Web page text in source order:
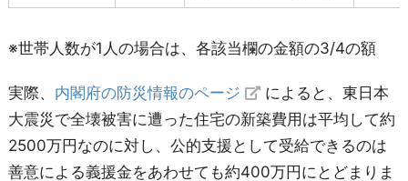
※世帯人数が1人の場合は、各該当欄の金額の3/4の額
実際、 内閣府の防災情報のページ
によると、東日本
大震災で全壊被害に遭った住宅の新築費用は平均して約
2500万円なのに対し、公的支援として受給できるのは
善意による義援金をあわせても約400万円にとどまりま